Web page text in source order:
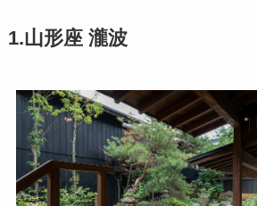
1.山形座 瀧波